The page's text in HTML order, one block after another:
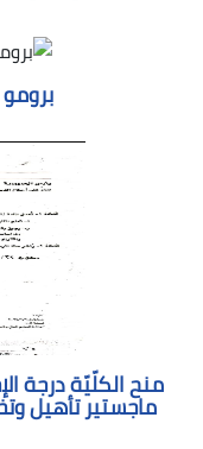
منح الكلّيّة درجة
ماجستير تأهيل